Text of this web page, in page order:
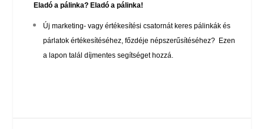
Eladó a pálinka? Eladó a pálinka!
Új marketing- vagy értékesítési csatornát keres pálinkák és
párlatok értékesítéséhez, főzdéje népszerűsítéséhez? Ezen
a lapon talál díjmentes segítséget hozzá.